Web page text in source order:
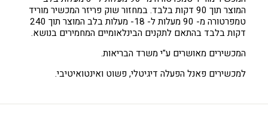
המוצר תוך 90 דקות בלבד. במחזור שוק פריזר המכשיר מוריד
טמפרטורה מ- 90 מעלות ל- 18- מעלות בלב המוצר תוך 240
דקות בלבד בהתאם לתקנים הבינלאומיים המחמירים בנושא.
המכשירים מאושרים ע"י משרד הבריאות.
למכשירים פאנל הפעלה דיגיטלי, פשוט ואינטואיטיבי.